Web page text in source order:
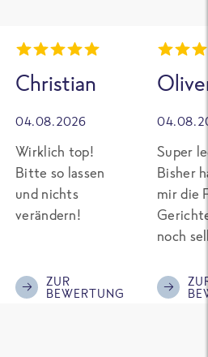
Christian
04.08.2026
Wirklich top!
Bitte so lassen
und nichts
verändern!
ZUR
BEWERTUNG
Super
Bisher
mir die
noch
Eiweiß.
was